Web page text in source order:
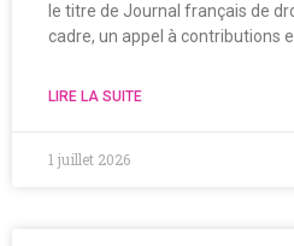
le titre de Journal français de
cadre, un appel à contributions
LIRE LA SUITE
1 juillet 2026